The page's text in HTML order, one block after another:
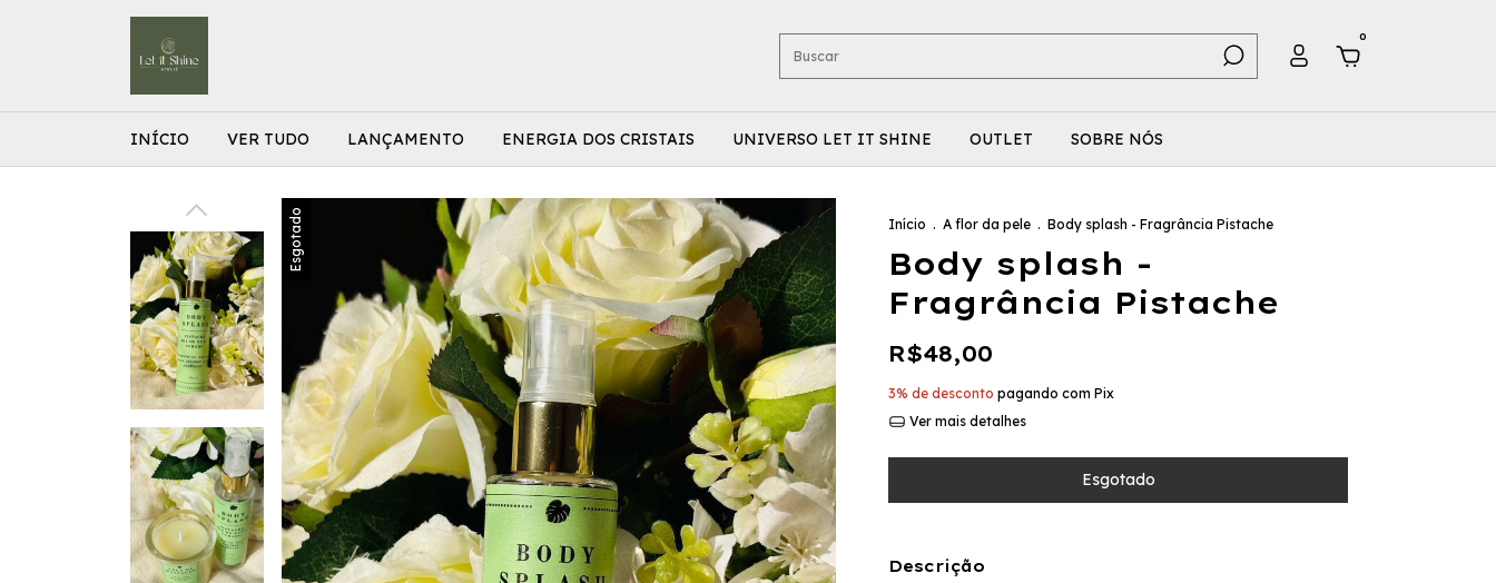
0
INÍCIO VER TUDO LANÇAMENTO ENERGIA DOS CRISTAIS UNIVERSO LET IT SHINE OUTLET SOBRE NÓS
Esgotado Início . A flor da pele . Body splash - Fragrância Pistache
Body splash -
Fragrância Pistache
R$48,00
3% de desconto pagando com Pix
Ver mais detalhes
Descrição